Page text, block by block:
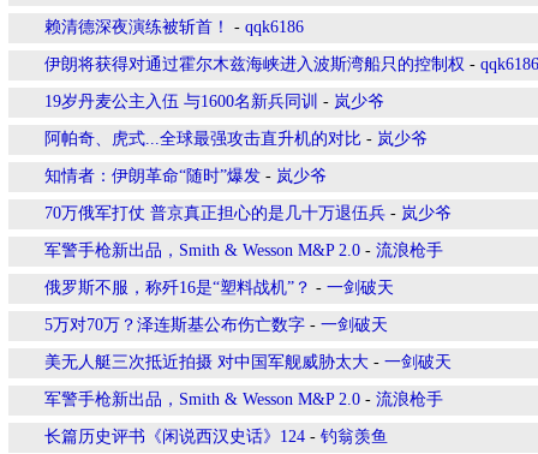
赖清德深夜演练被斩首！ - qqk6186
伊朗将获得对通过霍尔木兹海峡进入波斯湾船只的控制权 - qqk6186
19岁丹麦公主入伍 与1600名新兵同训 - 岚少爷
阿帕奇、虎式...全球最强攻击直升机的对比 - 岚少爷
知情者：伊朗革命“随时”爆发 - 岚少爷
70万俄军打仗 普京真正担心的是几十万退伍兵 - 岚少爷
军警手枪新出品，Smith & Wesson M&P 2.0 - 流浪枪手
俄罗斯不服，称歼16是“塑料战机”？ - 一剑破天
5万对70万？泽连斯基公布伤亡数字 - 一剑破天
美无人艇三次抵近拍摄 对中国军舰威胁太大 - 一剑破天
军警手枪新出品，Smith & Wesson M&P 2.0 - 流浪枪手
长篇历史评书《闲说西汉史话》124 - 钓翁羡鱼